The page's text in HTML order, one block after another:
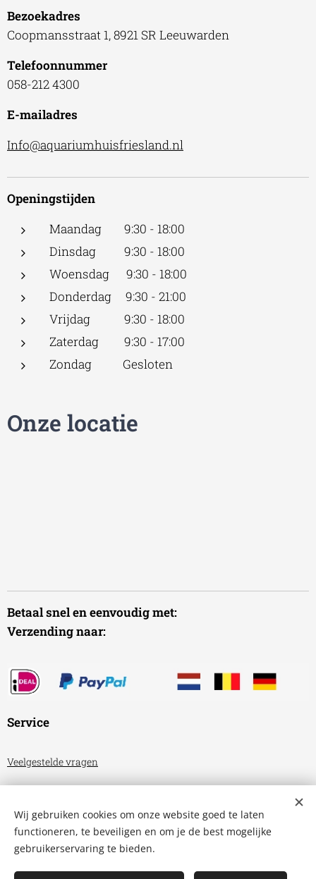
Bezoekadres
Coopmansstraat 1, 8921 SR Leeuwarden
Telefoonnummer
058-212 4300
E-mailadres
Info@aquariumhuisfriesland.nl
Openingstijden
Maandag 9:30 - 18:00
Dinsdag 9:30 - 18:00
Woensdag 9:30 - 18:00
Donderdag 9:30 - 21:00
Vrijdag 9:30 - 18:00
Zaterdag 9:30 - 17:00
Zondag Gesloten
Onze locatie
Betaal snel en eenvoudig met:
Verzending naar:
Service
Veelgestelde vragen
Privacyverklaring
Aquariumhuis Friesland Cookies
Wij gebruiken cookies om onze website goed te laten
functioneren, te beveiligen en om je de best mogelijke
gebruikerservaring te bieden.